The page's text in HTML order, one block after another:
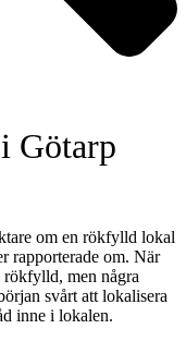
Götarp
om en rökfylld lokal
rapporterade om. När
rökfylld, men några
svårt att lokalisera
inne i lokalen.